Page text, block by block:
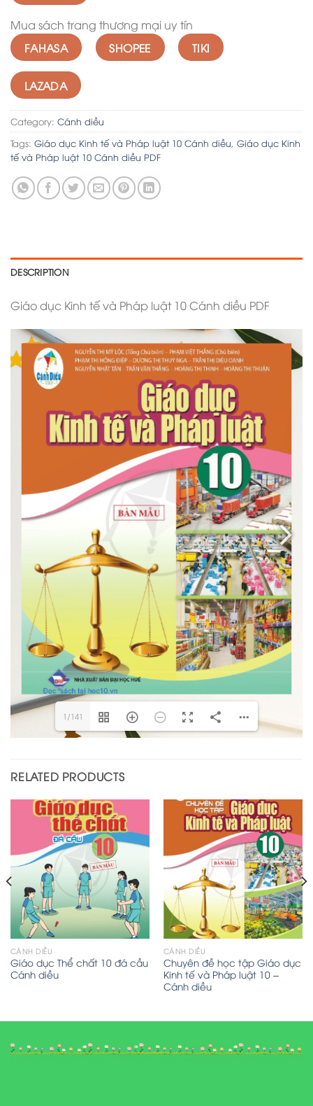
Mua sách trang thương mại uy tín
FAHASA SHOPEE TIKI
LAZADA
Category: Cánh diều
Tags: Giáo dục Kinh tế và Pháp luật 10 Cánh diều, Giáo dục Kinh
tế và Pháp luật 10 Cánh diều PDF
DESCRIPTION
Giáo dục Kinh tế và Pháp luật 10 Cánh diều PDF
1/141
RELATED PRODUCTS
CÁNH DIỀU
Giáo dục Thể chất 10 đá cầu
Cánh diều
CÁNH DIỀU
Chuyên đề học tập Giáo dục
Kinh tế và Pháp luật 10 –
Cánh diều